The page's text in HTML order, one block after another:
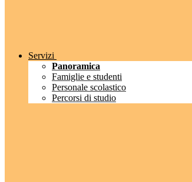
Servizi
Panoramica
Famiglie e studenti
Personale scolastico
Percorsi di studio